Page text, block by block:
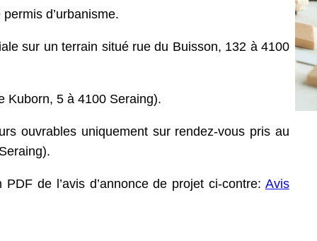
d’urbanisme.
sur un terrain situé rue du Buisson, 132 à 4100
Kuborn, 5 à 4100 Seraing).
ouvrables uniquement sur rendez-vous pris au
de l’avis d’annonce de projet ci-contre: Avis